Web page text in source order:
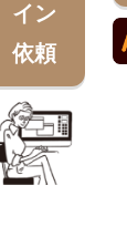
イン
依頼